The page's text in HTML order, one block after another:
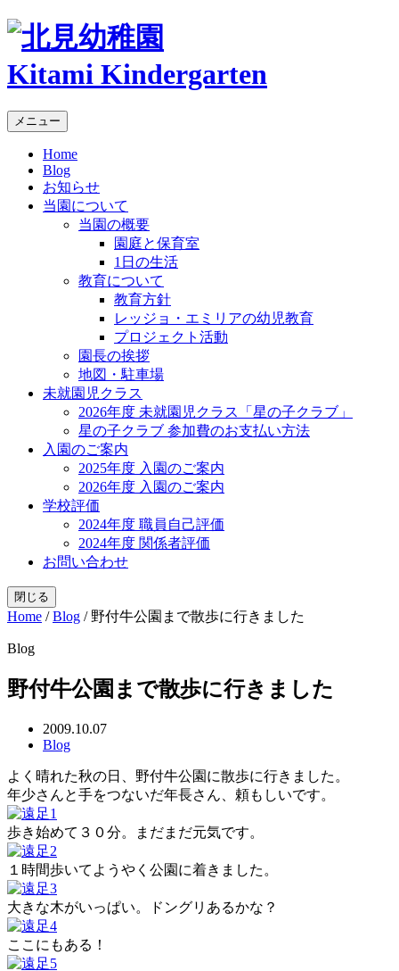
Kitami Kindergarten
メニュー
Home
Blog
お知らせ
当園について
当園の概要
園庭と保育室
1日の生活
教育について
教育方針
レッジョ・エミリアの幼児教育
プロジェクト活動
園長の挨拶
地図・駐車場
未就園児クラス
2026年度 未就園児クラス「星の子クラブ」
星の子クラブ 参加費のお支払い方法
入園のご案内
2025年度 入園のご案内
2026年度 入園のご案内
学校評価
2024年度 職員自己評価
2024年度 関係者評価
お問い合わせ
閉じる
Home /Blog / 野付牛公園まで散歩に行きました
Blog
野付牛公園まで散歩に行きました
2009.10.07
Blog
よく晴れた秋の日、野付牛公園に散歩に行きました。
年少さんと手をつないだ年長さん、頼もしいです。
歩き始めて３０分。まだまだ元気です。
１時間歩いてようやく公園に着きました。
大きな木がいっぱい。ドングリあるかな？
ここにもある！